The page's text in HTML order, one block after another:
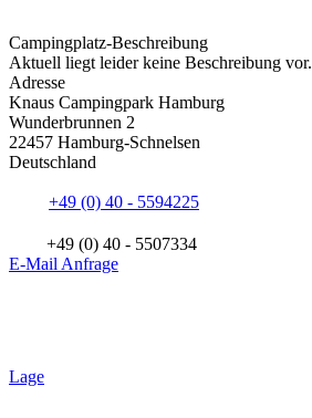
Campingplatz-Beschreibung
Aktuell liegt leider keine Beschreibung vor.
Adresse
Knaus Campingpark Hamburg
Wunderbrunnen 2
22457 Hamburg-Schnelsen
Deutschland
+49 (0) 40 - 5594225
+49 (0) 40 - 5507334
E-Mail Anfrage
Lage